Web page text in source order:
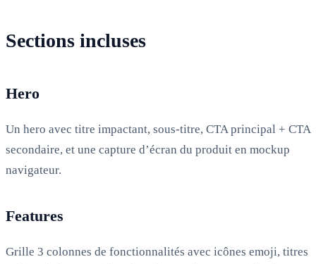
Sections incluses
Hero
Un hero avec titre impactant, sous-titre, CTA principal + CTA
secondaire, et une capture d’écran du produit en mockup
navigateur.
Features
Grille 3 colonnes de fonctionnalités avec icônes emoji, titres